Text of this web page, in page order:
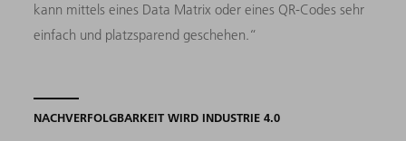
kann mittels eines Data Matrix oder eines QR-Codes sehr
einfach und platzsparend geschehen.“
NACHVERFOLGBARKEIT WIRD INDUSTRIE 4.0